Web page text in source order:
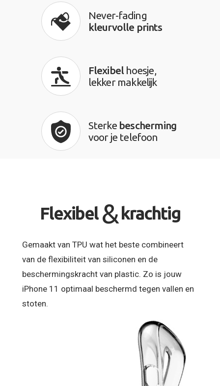
Never-fading
kleurvolle prints
Flexibel hoesje,
lekker makkelijk
Sterke bescherming
voor je telefoon
Flexibel & krachtig
Gemaakt van TPU wat het beste combineert
van de flexibiliteit van siliconen en de
beschermingskracht van plastic. Zo is jouw
iPhone 11 optimaal beschermd tegen vallen en
stoten.